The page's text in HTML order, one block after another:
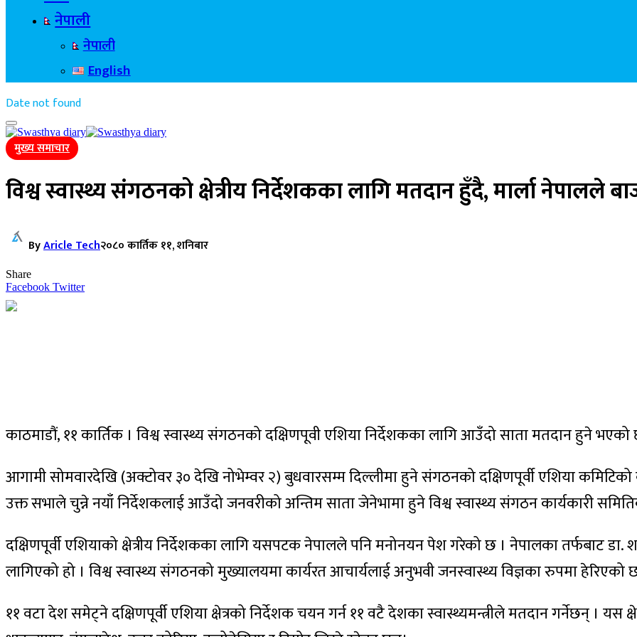
नेपाली
नेपाली
English
Date not found
मुख्य समाचार
विश्व स्वास्थ्य संगठनको क्षेत्रीय निर्देशकका लागि मतदान हुँदै, मार्ला नेपालले
ByAricle Tech२०८० कार्तिक ११, शनिबार
Share
Facebook Twitter
काठमाडौं, ११ कार्तिक । विश्व स्वास्थ्य संगठनको दक्षिणपूवी एशिया निर्देशकका लागि आउँदो साता मतदान हुने
आगामी सोमवारदेखि (अक्टोवर ३० देखि नोभेम्वर २) बुधवारसम्म दिल्लीमा हुने संगठनको दक्षिणपूर्वी एशिया कमिटिको
उक्त सभाले चुन्ने नयाँ निर्देशकलाई आउँदो जनवरीको अन्तिम साता जेनेभामा हुने विश्व स्वास्थ्य संगठन कार्यकारी
दक्षिणपूर्वी एशियाको क्षेत्रीय निर्देशकका लागि यसपटक नेपालले पनि मनोनयन पेश गरेको छ । नेपालका तर्फबाट डा.
लागिएको हो । विश्व स्वास्थ्य संगठनको मुख्यालयमा कार्यरत आचार्यलाई अनुभवी जनस्वास्थ्य विज्ञका रुपमा हेरिएको
११ वटा देश समेट्ने दक्षिणपूर्वी एशिया क्षेत्रको निर्देशक चयन गर्न ११ वटै देशका स्वास्थ्यमन्त्रीले मतदान गर्नेछन् । यस